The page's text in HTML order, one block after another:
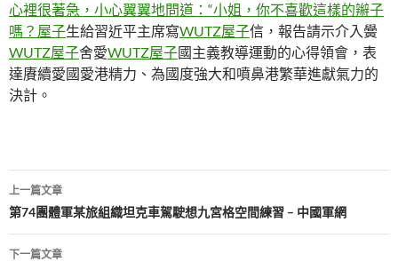
心裡很著急，小心翼翼地問道：“小姐，你不喜歡這樣的辮子
嗎？屋子生給習近平主席寫WUTZ屋子信，報告請示介入黌
WUTZ屋子舍愛WUTZ屋子國主義教導運動的心得領會，表
達賡續愛國愛港精力、為國度強大和噴鼻港繁華進獻氣力的
決計。
文
章
導
上一篇文章
第74團體軍某旅組織坦克車駕駛想九宮格空間練習 – 中國軍網
下一篇文章